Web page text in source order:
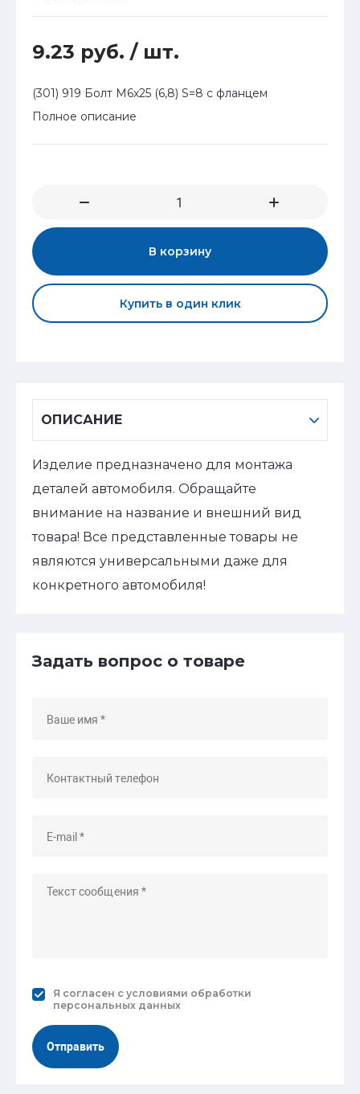
9.23 руб. / шт.
(301) 919 Болт М6х25 (6,8) S=8 с фланцем
Полное описание
В корзину
Купить в один клик
ОПИСАНИЕ
Изделие предназначено для монтажа
деталей автомобиля. Обращайте
внимание на название и внешний вид
товара! Все представленные товары не
являются универсальными даже для
конкретного автомобиля!
Задать вопрос о товаре
Я согласен с условиями обработки
персональных данных
Отправить